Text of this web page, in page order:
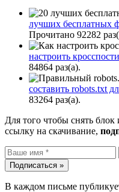
лучших бесплатных
Прочитано 92282
настроить
84864 раз(a).
составить robots.txt
83264 раз(a).
Для того чтобы снять
ссылку на скачивание,
В каждом письме